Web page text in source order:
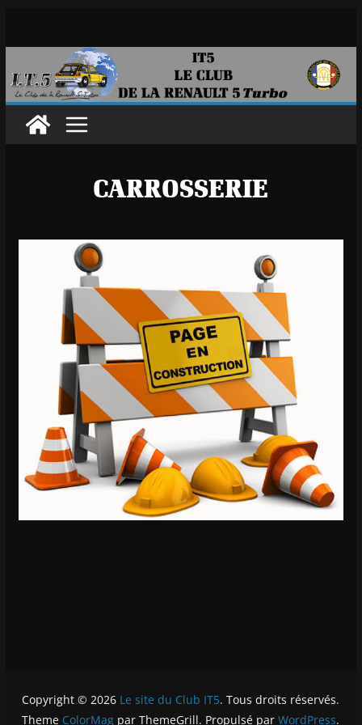
CARROSSERIE
Copyright © 2026 Le site du Club IT5. Tous droits réservés.
Theme ColorMag par ThemeGrill. Propulsé parWordPress.